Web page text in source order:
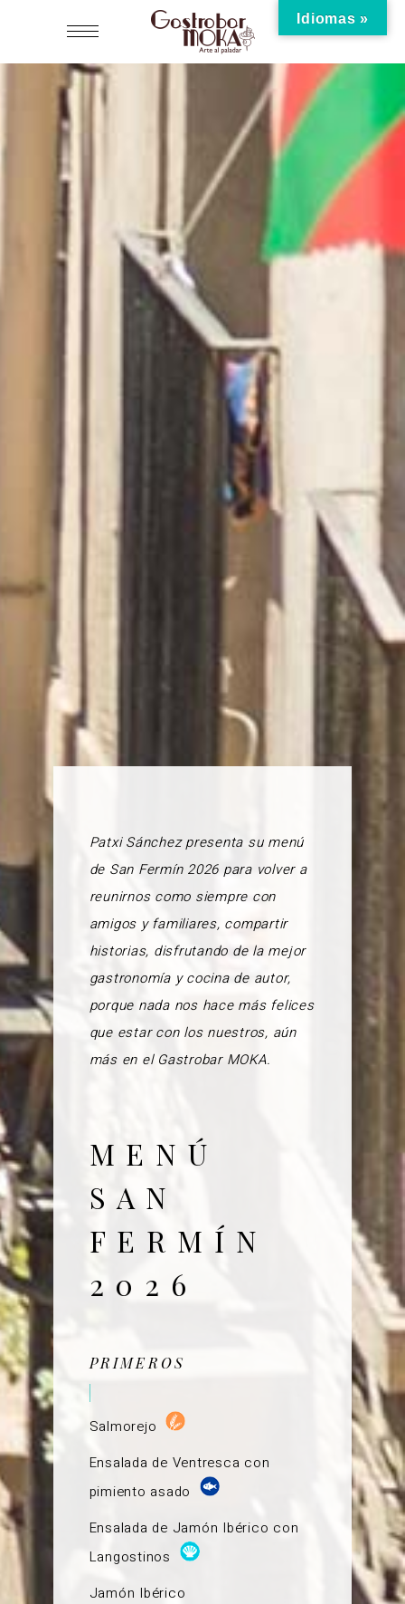
Patxi Sánchez presenta su menú
de San Fermín 2026 para volver a
reunirnos como siempre con
amigos y familiares, compartir
historias, disfrutando de la mejor
gastronomía y cocina de autor,
porque nada nos hace más felices
que estar con los nuestros, aún
más en el Gastrobar MOKA.
MENÚ
SAN
FERMÍN
2026
PRIMEROS
Salmorejo
Ensalada de Ventresca con
pimiento asado
Ensalada de Jamón Ibérico con
Langostinos
Jamón Ibérico
Idiomas »